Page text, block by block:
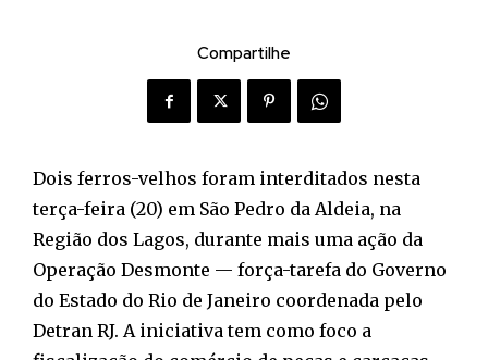
Compartilhe
Dois ferros-velhos foram interditados nesta
terça-feira (20) em São Pedro da Aldeia, na
Região dos Lagos, durante mais uma ação da
Operação Desmonte — força-tarefa do Governo
do Estado do Rio de Janeiro coordenada pelo
Detran RJ. A iniciativa tem como foco a